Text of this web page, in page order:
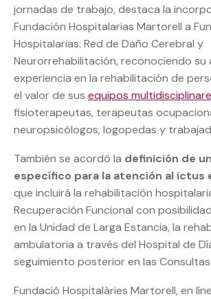
jornadas de trabajo, destaca la
Fundación Hospitalarias Martorell a
Hospitalarias: Red de Daño Cerebral y
Neurorrehabilitación, reconociendo su
experiencia en la rehabilitación de
el valor de sus equipos
fisioterapeutas, terapeutas
neuropsicólogos, logopedas y
También se acordó la definición de
específico para la atención al ictus
que incluirá la rehabilitación
Recuperación Funcional con
en la Unidad de Larga Estancia, la
ambulatoria a través del Hospital de
seguimiento posterior en las
Fundació Hospitalàries Martorell, en